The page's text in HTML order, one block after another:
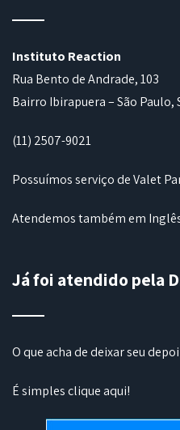
Instituto Reaction
Rua Bento de Andrade, 103
Bairro Ibirapuera – São Paulo,
(11) 2507-9021
Possuímos serviço de Valet
Atendemos também em
Já foi atendido pela
O que acha de deixar seu
É simplesclique aqui!